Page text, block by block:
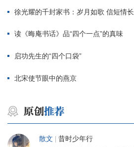
徐光耀的千封家书：岁月如歌 信短情长
读《晦庵书话》品“四个一点”的真味
启功先生的“四个口袋”
北宋使节眼中的燕京
散文 昔时少年行